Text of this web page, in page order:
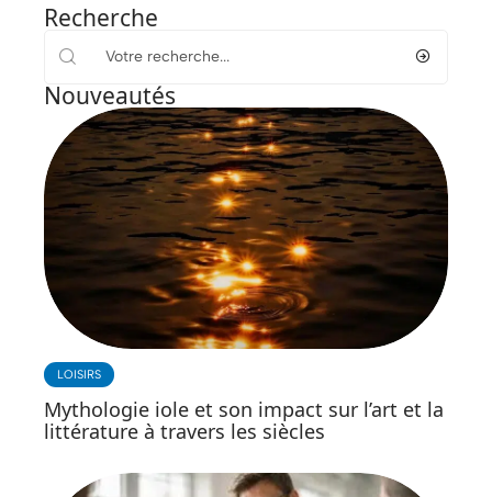
Recherche
Nouveautés
LOISIRS
Mythologie iole et son impact sur l’art et la
littérature à travers les siècles